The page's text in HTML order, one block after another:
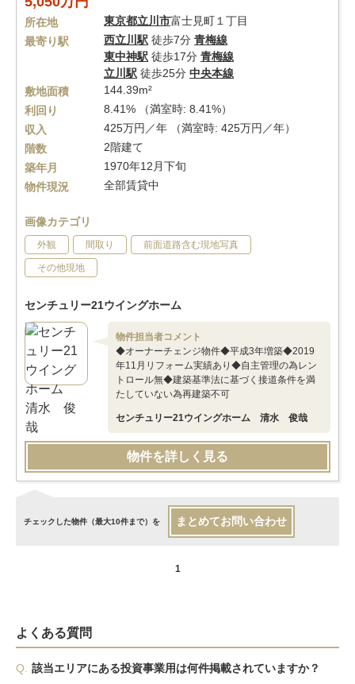
所在地 東京都立川市富士見町１丁目
最寄り駅
西立川駅 徒歩7分 青梅線
東中神駅 徒歩17分 青梅線
立川駅 徒歩25分 中央本線
敷地面積
144.39m²
利回り
8.41% （満室時: 8.41%）
収入
425万円／年 （満室時: 425万円／年）
階数
2階建て
築年月
1970年12月下旬
物件現況
全部賃貸中
画像カテゴリ
外観 間取り 前面道路含む現地写真
その他現地
センチュリー21ウイングホーム
物件担当者コメント
◆オーナーチェンジ物件◆平成3年増築◆2019
年11月リフォーム実績あり◆自主管理の為レン
トロール無◆建築基準法に基づく接道条件を満
たしていない為再建築不可
センチュリー21ウイングホーム 清水 俊哉
物件を詳しく見る
チェックした物件（最大10件まで）を まとめてお問い合わせ
1
よくある質問
Q.
該当エリアにある投資事業用は何件掲載されていますか？